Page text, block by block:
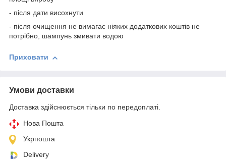
- після дати висохнути
- після очищення не вимагає ніяких додаткових коштів не
потрібно, шампунь змивати водою
Приховати
Умови доставки
Доставка здійснюється тільки по передоплаті.
Нова Пошта
Укрпошта
Delivery